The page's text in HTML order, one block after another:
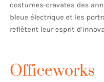
costumes-cravates des
bleue électrique et les
reflètent leur esprit
Officeworks